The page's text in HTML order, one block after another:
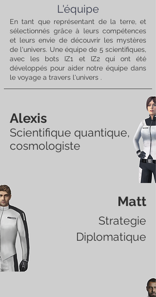
L'équipe
En tant que représentant de la terre, et
sélectionnés grâce à leurs compétences
et leurs envie de découvrir les mystères
de l'univers. Une équipe de 5 scientifiques,
avec les bots IZ1 et IZ2 qui ont été
développés pour aider notre équipe dans
le voyage a travers l'univers .
Alexis
Scientifique quantique,
cosmologiste
Matt
Strategie
Diplomatique